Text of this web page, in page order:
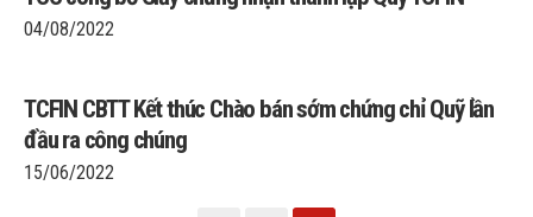
04/08/2022
TCFIN CBTT Kết thúc Chào bán sớm chứng chỉ Quỹ lần
đầu ra công chúng
15/06/2022